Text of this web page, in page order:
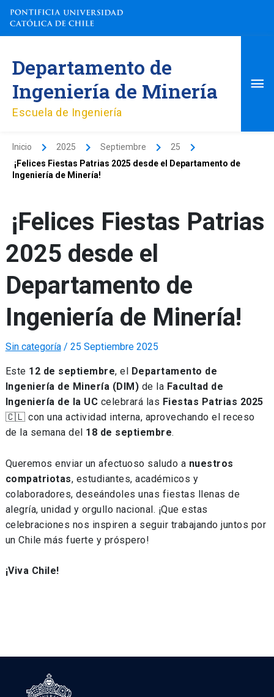
contenido
Departamento de
Ingeniería de Minería
Escuela de Ingeniería
Inicio 2025 Septiembre
25
¡Felices Fiestas Patrias 2025 desde el Departamento de
Ingeniería de Minería!
¡Felices Fiestas Patrias
2025 desde el
Departamento de
Ingeniería de Minería!
Sin categoría/ 25 Septiembre 2025
Este 12 de septiembre, el Departamento de
Ingeniería de Minería (DIM) de la Facultad de
Ingeniería de la UC celebrará las Fiestas Patrias 2025
🇨🇱 con una actividad interna, aprovechando el receso
de la semana del 18 de septiembre.
Queremos enviar un afectuoso saludo a nuestros
compatriotas, estudiantes, académicos y
colaboradores, deseándoles unas fiestas llenas de
alegría, unidad y orgullo nacional. ¡Que estas
celebraciones nos inspiren a seguir trabajando juntos por
un Chile más fuerte y próspero!
¡Viva Chile!